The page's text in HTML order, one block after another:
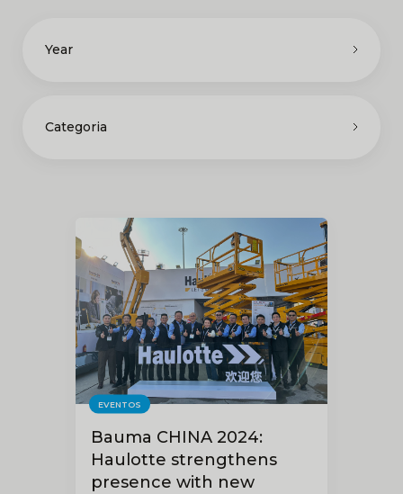
Year
Categoria
EVENTOS
Bauma CHINA 2024:
Haulotte strengthens
presence with new